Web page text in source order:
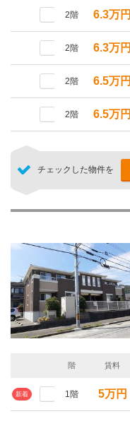
2階 6.3万円
2階 6.3万円
2階 6.5万円
2階 6.5万円
チェックした物件を
階 賃料
新着 1階 5万円